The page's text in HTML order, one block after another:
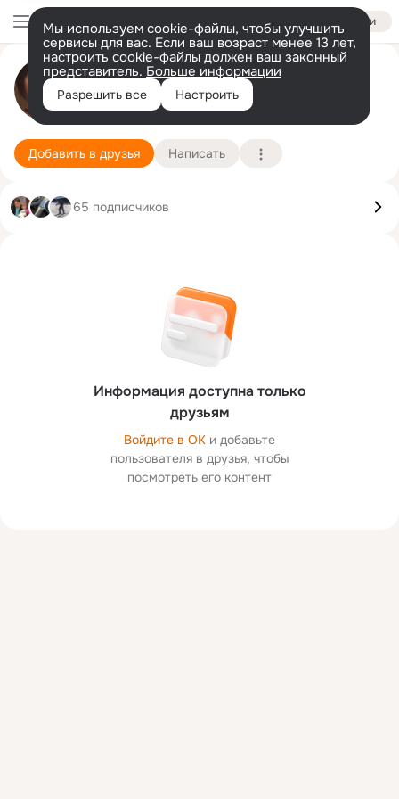
Войти
Мы используем cookie-файлы, чтобы улучшить
сервисы для вас. Если ваш возраст менее 13 лет,
настроить cookie-файлы должен ваш законный
представитель. Больше информации
Разрешить все Настроить
Юлия Кривенко
Хабаровск
22 февраля (41 год)
Подробнее
Добавить в друзья Написать
Информация доступна только
друзьям
Войдите в ОК и добавьте
пользователя в друзья, чтобы
посмотреть его контент
65 подписчиков